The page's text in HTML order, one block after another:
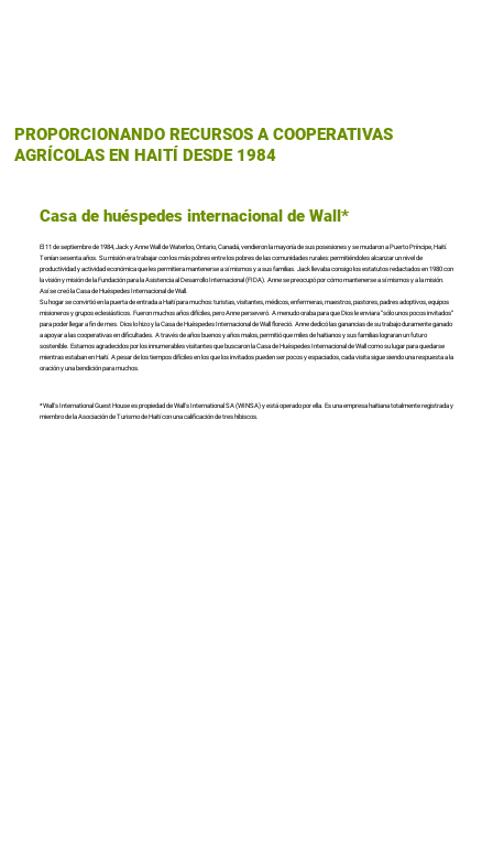
PROPORCIONANDO RECURSOS A COOPERATIVAS
AGRÍCOLAS EN HAITÍ DESDE 1984
Casa de huéspedes internacional de Wall*
El 11 de septiembre de 1984, Jack y Anne Wall de Waterloo, Ontario, Canadá, vendieron la mayoría de sus posesiones y se mudaron a Puerto Príncipe, Haití.
Tenían sesenta años. Su misión era trabajar con los más pobres entre los pobres de las comunidades rurales: permitiéndoles alcanzar un nivel de
productividad y actividad económica que les permitiera mantenerse a sí mismos y a sus familias. Jack llevaba consigo los estatutos redactados en 1980 con
la visión y misión de la Fundación para la Asistencia al Desarrollo Internacional (FIDA). Anne se preocupó por cómo mantenerse a sí mismos y a la misión.
Así se creó la Casa de Huéspedes Internacional de Wall.
Su hogar se convirtió en la puerta de entrada a Haití para muchos: turistas, visitantes, médicos, enfermeras, maestros, pastores, padres adoptivos, equipos
misioneros y grupos eclesiásticos. Fueron muchos años difíciles, pero Anne perseveró. A menudo oraba para que Dios le enviara “sólo unos pocos invitados”
para poder llegar a fin de mes. Dios lo hizo y la Casa de Huéspedes Internacional de Wall floreció. Anne dedicó las ganancias de su trabajo duramente ganado
a apoyar a las cooperativas en dificultades. A través de años buenos y años malos, permitió que miles de haitianos y sus familias lograran un futuro
sostenible. Estamos agradecidos por los innumerables visitantes que buscaron la Casa de Huéspedes Internacional de Wall como su lugar para quedarse
mientras estaban en Haití. A pesar de los tiempos difíciles en los que los invitados pueden ser pocos y espaciados, cada visita sigue siendo una respuesta a la
oración y una bendición para muchos.
*Wall's International Guest House es propiedad de Wall's International SA (WINSA) y está operado por ella. Es una empresa haitiana totalmente registrada y
miembro de la Asociación de Turismo de Haití con una calificación de tres hibiscos.